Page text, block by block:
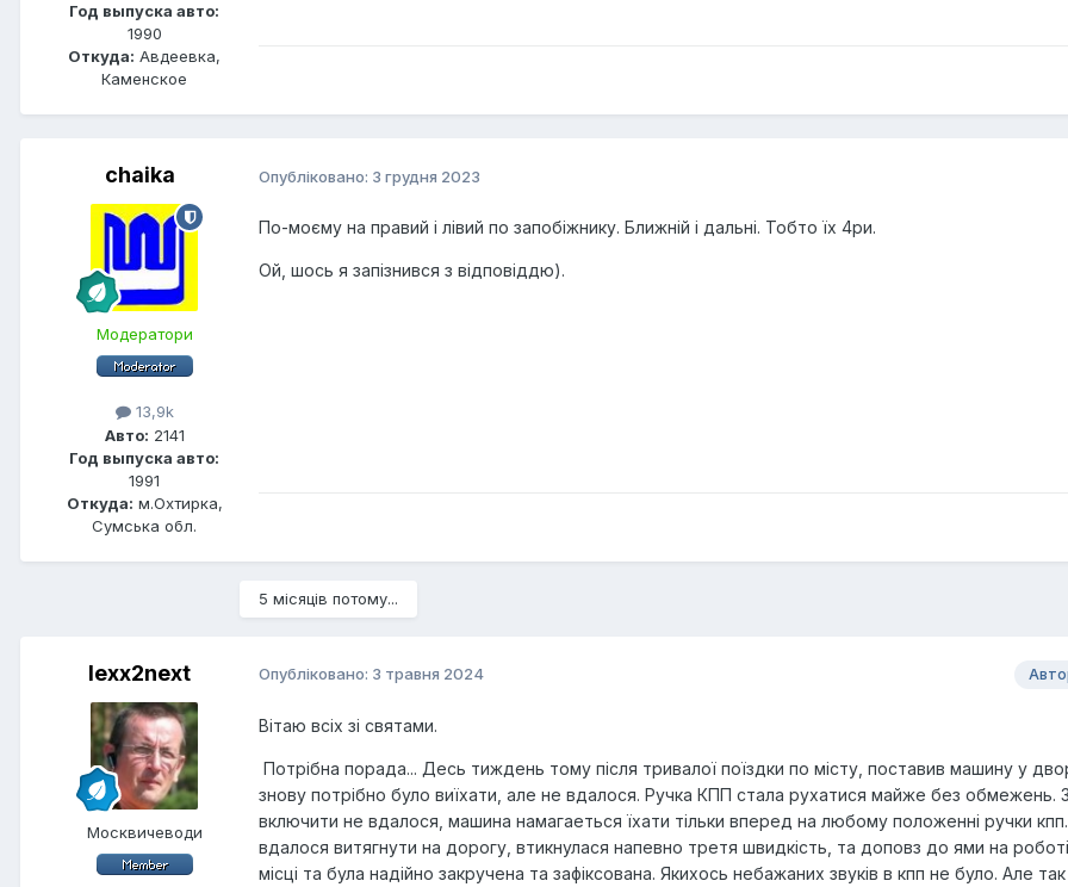
Год выпуска авто:
1990
Откуда: Авдеевка,
Каменское
chaika
Модератори
13,9k
Авто: 2141
Год выпуска авто:
1991
Откуда: м.Охтирка,
Сумська обл.
Опубліковано: 3 грудня 2023
По-моєму на правий і лівий по запобіжнику. Ближній і дальні. Тобто їх 4ри.
Ой, шось я запізнився з відповіддю).
5 місяців потому...
lexx2next
Москвичеводи
Опубліковано: 3 травня 2024
Вітаю всіх зі святами.
Потрібна порада... Десь тиждень тому після тривалої поїздки по місту, поставив машину у
знову потрібно було виїхати, але не вдалося. Ручка КПП стала рухатися майже без обмежень.
включити не вдалося, машина намагаеться їхати тільки вперед на любому положенні ручки
вдалося витягнути на дорогу, втикнулася напевно третя швидкість, та доповз до ями на
місці та була надійно закручена та зафіксована. Якихось небажаних звуків в кпп не було. Але